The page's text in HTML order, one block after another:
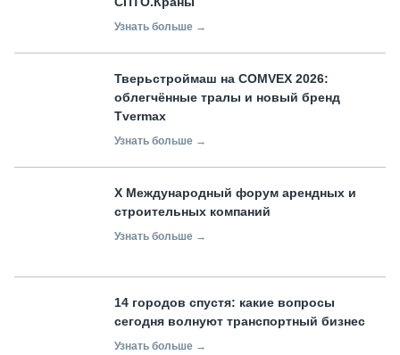
Узнать больше →
Тверьстроймаш на COMVEX 2026:
облегчённые тралы и новый бренд
Tvermax
Узнать больше →
X Международный форум арендных и
строительных компаний
Узнать больше →
14 городов спустя: какие вопросы
сегодня волнуют транспортный бизнес
Узнать больше →